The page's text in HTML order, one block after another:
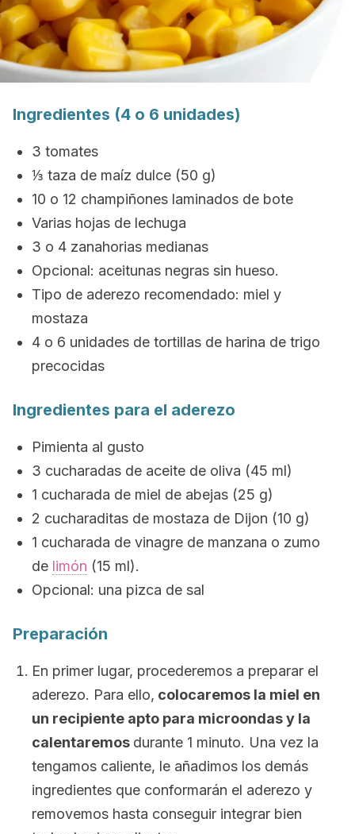
Ingredientes (4 o 6 unidades)
3 tomates
⅓ taza de maíz dulce (50 g)
10 o 12 champiñones laminados de bote
Varias hojas de lechuga
3 o 4 zanahorias medianas
Opcional: aceitunas negras sin hueso.
Tipo de aderezo recomendado: miel y
mostaza
4 o 6 unidades de tortillas de harina de trigo
precocidas
Ingredientes para el aderezo
Pimienta al gusto
3 cucharadas de aceite de oliva (45 ml)
1 cucharada de miel de abejas (25 g)
2 cucharaditas de mostaza de Dijon (10 g)
1 cucharada de vinagre de manzana o zumo
de limón (15 ml).
Opcional: una pizca de sal
Preparación
En primer lugar, procederemos a preparar el
aderezo. Para ello, colocaremos la miel en
un recipiente apto para microondas y la
calentaremos durante 1 minuto. Una vez la
tengamos caliente, le añadimos los demás
ingredientes que conformarán el aderezo y
removemos hasta conseguir integrar bien